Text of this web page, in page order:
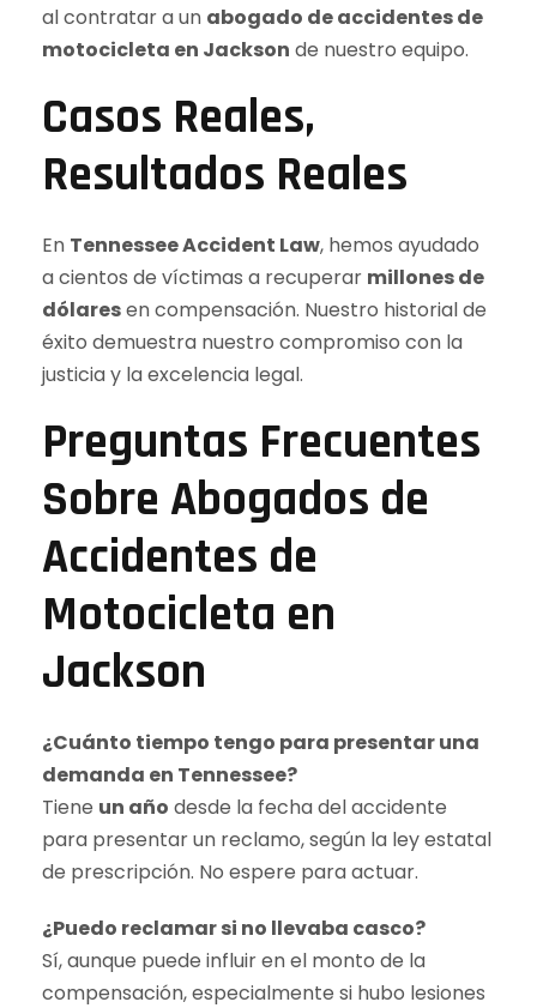
al contratar a un abogado de accidentes de
motocicleta en Jackson de nuestro equipo.
Casos Reales,
Resultados Reales
En Tennessee Accident Law, hemos ayudado
a cientos de víctimas a recuperar millones de
dólaresen compensación. Nuestro historial de
éxito demuestra nuestro compromiso con la
justicia y la excelencia legal.
Preguntas Frecuentes
Sobre Abogados de
Accidentes de
Motocicleta en
Jackson
¿Cuánto tiempo tengo para presentar una
demanda en Tennessee?
Tiene un año desde la fecha del accidente
para presentar un reclamo, según la ley estatal
de prescripción. No espere para actuar.
¿Puedo reclamar si no llevaba casco?
Sí, aunque puede influir en el monto de la
compensación, especialmente si hubo lesiones